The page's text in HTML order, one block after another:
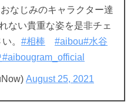
なじみのキャラクター達
ない貴重な姿を是非チェ
。 #相棒 #aibou#水谷
#aibougram_official
August 25, 2021